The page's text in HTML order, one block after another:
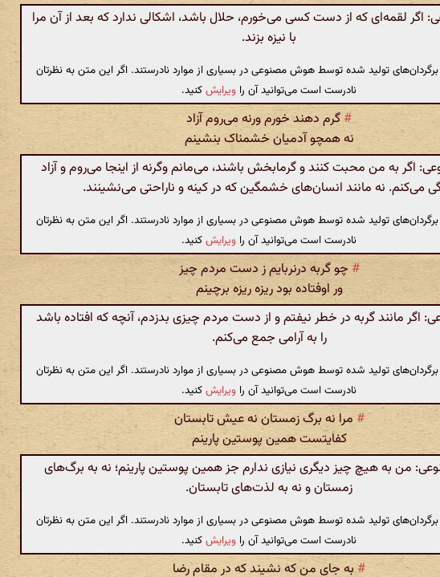
لقمه‌ای که از دست کسی می‌خورم، حلال باشد، اشکالی ندارد که بعد از آن مرا
با نیزه بزند.
برگردان‌های تولید شده توسط هوش مصنوعی در بسیاری از موارد نادرستند. اگر این متن به نظرتان
نادرست است می‌توانید آن را ویرایشکنید.
#گرم دهند خورم ورنه می‌روم آزاد
نه همچو آدمیان خشمناک بنشینم
اگر به من محبت کنند و گرمابخش باشند، می‌مانم وگرنه از اینجا می‌روم و آزاد
می‌کنم. نه مانند انسان‌های خشمگین که در کینه و ناراحتی می‌نشینند.
برگردان‌های تولید شده توسط هوش مصنوعی در بسیاری از موارد نادرستند. اگر این متن به نظرتان
نادرست است می‌توانید آن را ویرایشکنید.
# چو گربه درنربایم ز دست مردم چیز
ور اوفتاده بود ریزه ریزه برچینم
مانند گربه در خطر نیفتم و از دست مردم چیزی بدزدم، آنچه که افتاده باشد
را به آرامی جمع می‌کنم.
برگردان‌های تولید شده توسط هوش مصنوعی در بسیاری از موارد نادرستند. اگر این متن به نظرتان
نادرست است می‌توانید آن را ویرایشکنید.
# مرا نه برگ زمستان نه عیش تابستان
کفایتست همین پوستین پارینم
من به هیچ چیز دیگری نیازی ندارم جز همین پوستین پارینم؛ نه به برگ‌های
زمستان و نه به لذت‌های تابستان.
برگردان‌های تولید شده توسط هوش مصنوعی در بسیاری از موارد نادرستند. اگر این متن به نظرتان
نادرست است می‌توانید آن را ویرایشکنید.
#به جای من که نشیند که در مقام رضا